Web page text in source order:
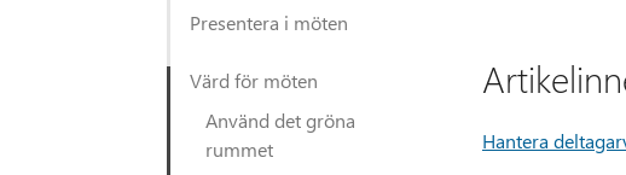
Presentera i möten
Värd för möten
Använd det gröna
rummet
Hantera